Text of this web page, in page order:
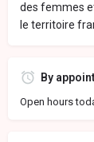
des femmes
le territoire
By
Open hours